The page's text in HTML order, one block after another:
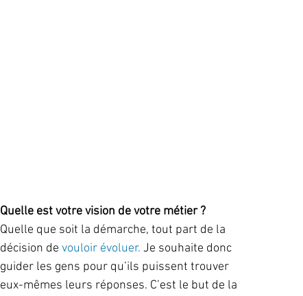
Quelle est votre vision de votre métier ?
Quelle que soit la démarche, tout part de la
décision de vouloir évoluer. Je souhaite donc
guider les gens pour qu’ils puissent trouver
eux-mêmes leurs réponses. C’est le but de la